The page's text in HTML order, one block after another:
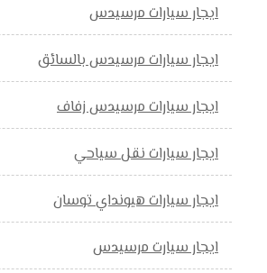
ايجار سيارات مرسيدس
ايجار سيارات مرسيدس بالسائق
ايجار سيارات مرسيدس زفاف
ايجار سيارات نقل سياحي
ايجار سيارات هيونداي توسان
ايجار سيارت مرسيدس